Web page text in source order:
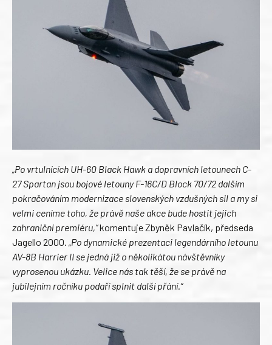
„Po vrtulnících UH-60 Black Hawk a dopravních letounech C-
27 Spartan jsou bojové letouny F-16C/D Block 70/72 dalším
pokračováním modernizace slovenských vzdušných sil a my si
velmi ceníme toho, že právě naše akce bude hostit jejich
zahraniční premiéru,“komentuje Zbyněk Pavlačík, předseda
Jagello 2000. „Po dynamické prezentaci legendárního letounu
AV-8B Harrier II se jedná již o několikátou návštěvníky
vyprosenou ukázku. Velice nás tak těší, že se právě na
jubilejním ročníku podaří splnit další přání.“